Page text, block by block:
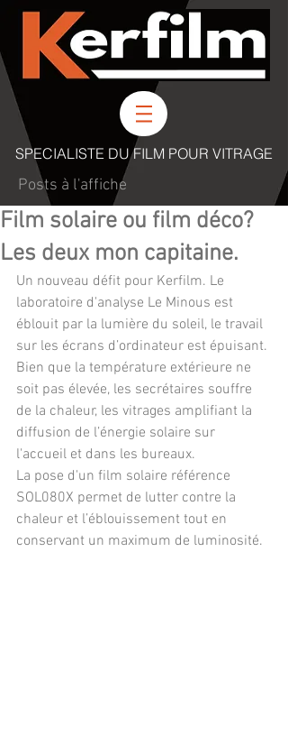
SPECIALISTE DU FILM POUR VITRAGE
Posts à l'affiche
Film solaire ou film déco?
Les deux mon capitaine.
Un nouveau défit pour Kerfilm. Le
laboratoire d'analyse Le Minous est
éblouit par la lumière du soleil, le travail
sur les écrans d’ordinateur est épuisant.
Bien que la température extérieure ne
soit pas élevée, les secrétaires souffre
de la chaleur, les vitrages amplifiant la
diffusion de l’énergie solaire sur
l'accueil et dans les bureaux.
La pose d'un film solaire référence
SOL080X permet de lutter contre la
chaleur et l’éblouissement tout en
conservant un maximum de luminosité.